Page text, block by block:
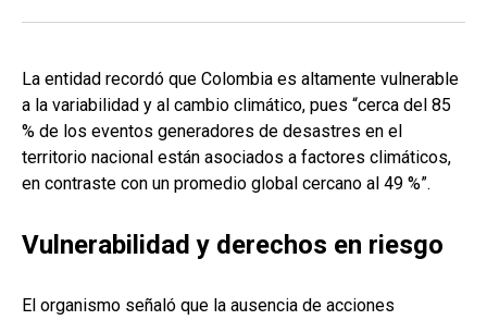
La entidad recordó que Colombia es altamente vulnerable
a la variabilidad y al cambio climático, pues “cerca del 85
% de los eventos generadores de desastres en el
territorio nacional están asociados a factores climáticos,
en contraste con un promedio global cercano al 49 %”.
Vulnerabilidad y derechos en riesgo
El organismo señaló que la ausencia de acciones